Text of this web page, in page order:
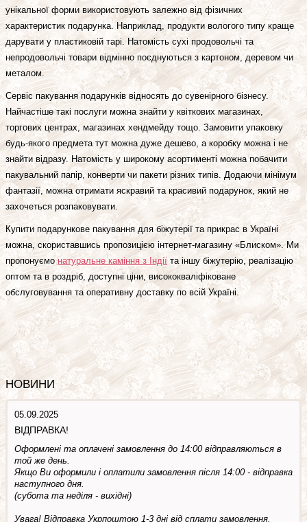
унікальної форми використовують залежно від фізичних
характеристик подарунка. Наприклад, продукти вологого типу краще
дарувати у пластиковій тарі. Натомість сухі продовольчі та
непродовольчі товари відмінно поєднуються з картоном, деревом чи
металом.
Сервіс пакування подарунків відносять до сувенірного бізнесу.
Найчастіше такі послуги можна знайти у квіткових магазинах,
торгових центрах, магазинах хендмейду тощо. Замовити упаковку
будь-якого предмета тут можна дуже дешево, а коробку можна і не
знайти відразу. Натомість у широкому асортименті можна побачити
пакувальний папір, конверти чи пакети різних типів. Додаючи мінімум
фантазії, можна отримати яскравий та красивий подарунок, який не
захочеться розпаковувати.
Купити подарункове пакування для біжутерії та прикрас в Україні
можна, скориставшись пропозицією інтернет-магазину «Блиском». Ми
пропонуємонатуральне каміння з Індії та іншу біжутерію, реалізацію
оптом та в роздріб, доступні ціни, висококваліфіковане
обслуговування та оперативну доставку по всій Україні.
НОВИНИ
05.09.2025
ВІДПРАВКА!
Оформлені та оплачені замовлення до 14:00 відправляються в
той же день.
Якщо Ви оформили і оплатили замовлення після 14:00 - відправка
наступного дня.
(субота та недiля - вuхiднi)
Увага! Відправка Укрпоштою 1-3 дні від сплати замовлення.